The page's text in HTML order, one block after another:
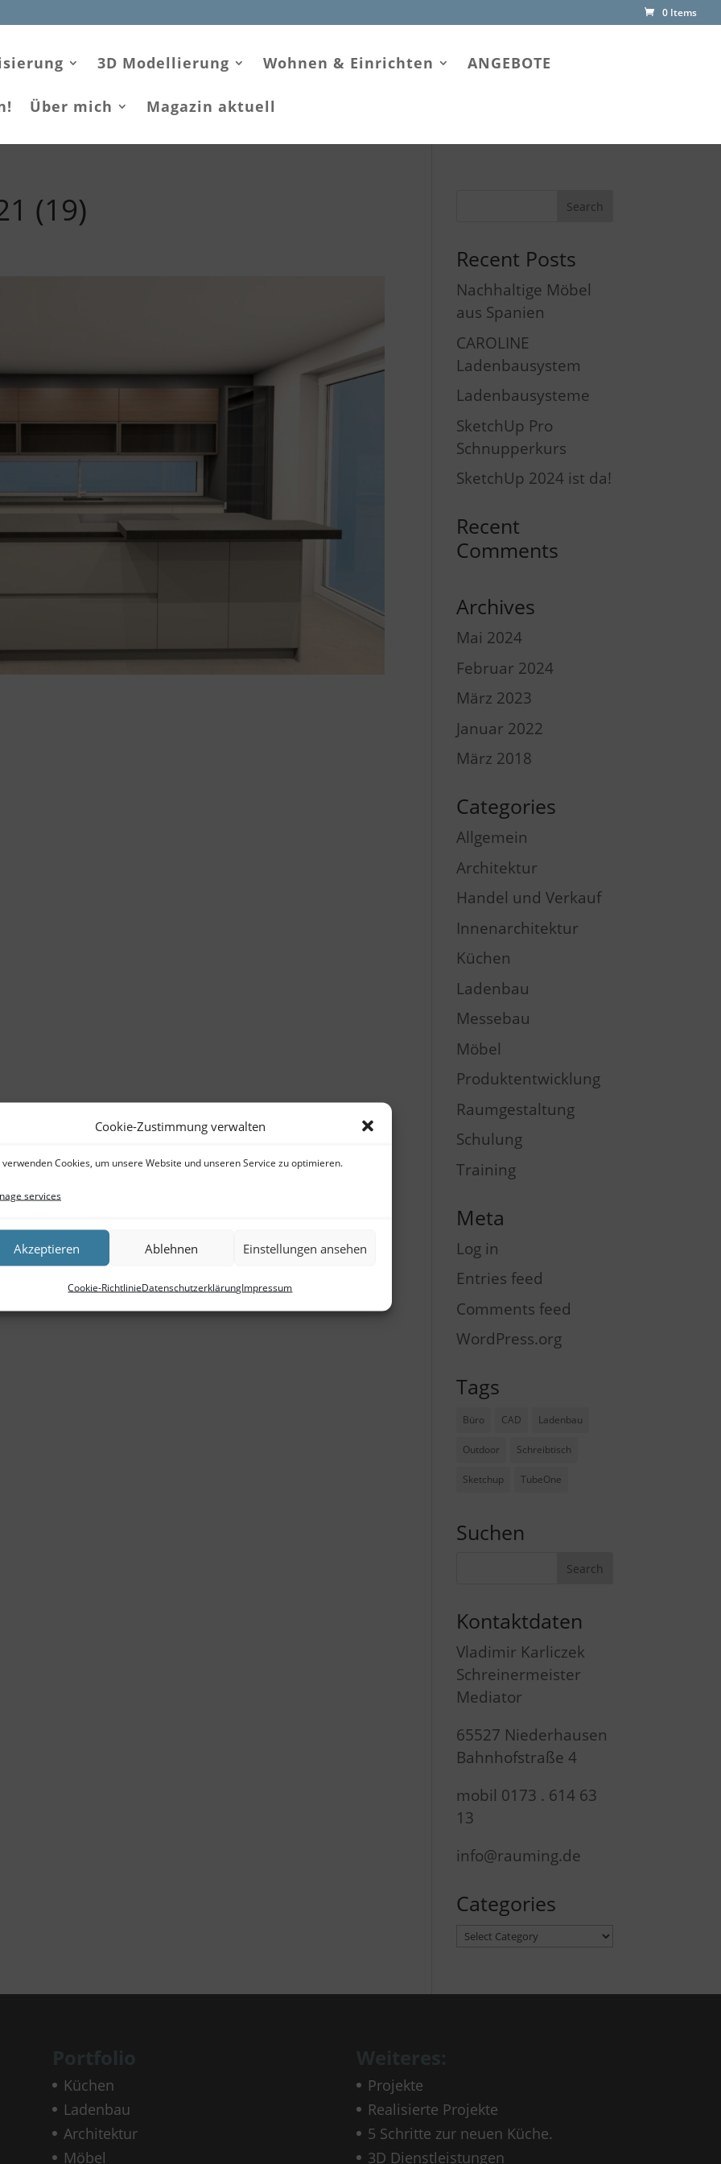
Cookie-Zustimmung verwalten
verwenden Cookies, um unsere Website und unseren Service zu optimieren.
services
Akzeptieren Ablehnen Einstellungen ansehen
Cookie-RichtlinieDatenschutzerklärungImpressum
0 Items
3D Modellierung Wohnen & Einrichten ANGEBOTE
Über mich Magazin aktuell
(19)
Recent Posts
Nachhaltige Möbel
aus Spanien
CAROLINE
Ladenbausystem
Ladenbausysteme
SketchUp Pro
Schnupperkurs
SketchUp 2024 ist da!
Recent
Comments
Archives
Mai 2024
Februar 2024
März 2023
Januar 2022
März 2018
Categories
Allgemein
Architektur
Handel und Verkauf
Innenarchitektur
Küchen
Ladenbau
Messebau
Möbel
Produktentwicklung
Raumgestaltung
Schulung
Training
Meta
Log in
Entries feed
Comments feed
WordPress.org
Tags
Büro CAD Ladenbau
Outdoor Schreibtisch
Sketchup TubeOne
Suchen
Kontaktdaten
Vladimir Karliczek
Schreinermeister
Mediator
65527 Niederhausen
Bahnhofstraße 4
mobil 0173 . 614 63
13
info@rauming.de
Categories
Categories
Küchen
Ladenbau
Architektur
Möbel
Projekte
Realisierte Projekte
5 Schritte zur neuen Küche.
3D Dienstleistungen